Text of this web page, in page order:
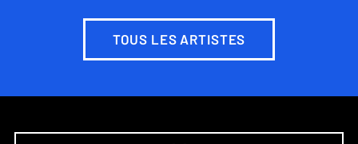
TOUS LES ARTISTES